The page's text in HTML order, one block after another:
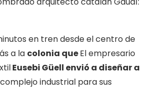
en tren desde el centro de
a la colonia queEl empresario
Eusebi Güell envió a diseñar a
industrial para sus